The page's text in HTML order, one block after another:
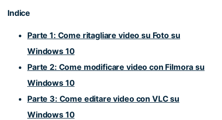
Indice
Parte 1: Come ritagliare video su Foto su
Windows 10
Parte 2: Come modificare video con Filmora su
Windows 10
Parte 3: Come editare video con VLC su
Windows 10